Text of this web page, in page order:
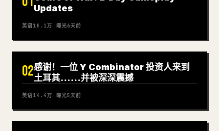
Updates
英语10.1万 曝光6天前
02感谢！一位 Y Combinator 投资人来到
土耳其……并被深深震撼
英语14.4万 曝光5天前